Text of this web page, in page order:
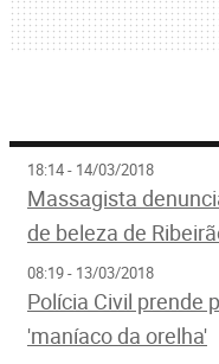
18:14 - 14/03/2018
Massagista
de beleza de
08:19 - 13/03/2018
Polícia Civil prende
'maníaco da orelha'